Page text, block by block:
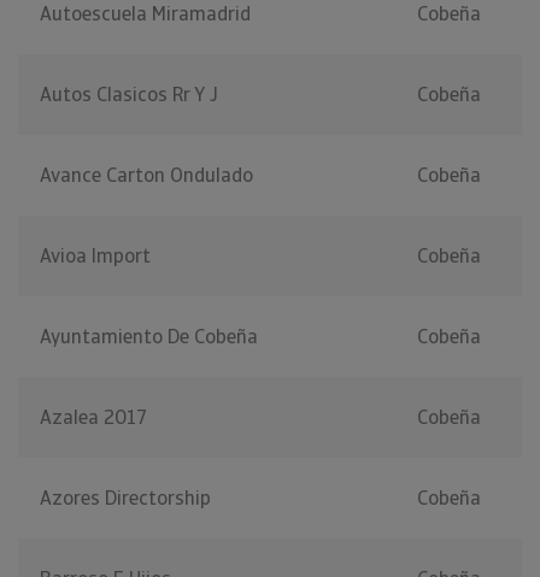
Autoescuela Miramadrid Cobeña
Autos Clasicos Rr Y J Cobeña
Avance Carton Ondulado Cobeña
Avioa Import Cobeña
Ayuntamiento De Cobeña Cobeña
Azalea 2017 Cobeña
Azores Directorship Cobeña